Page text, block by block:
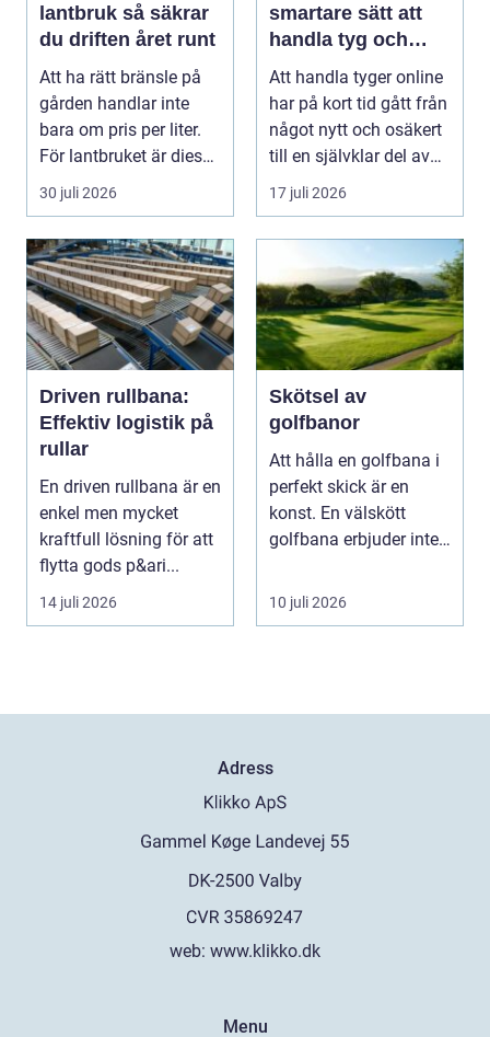
lantbruk så säkrar
du driften året runt
Att ha rätt bränsle på
gården handlar inte
bara om pris per liter.
För lantbruket är diesel
en förut...
30 juli 2026
smartare sätt att
handla tyg och
hemtextil
Att handla tyger online
har på kort tid gått från
något nytt och osäkert
till en självklar del av
må...
17 juli 2026
Driven rullbana:
Effektiv logistik på
rullar
En driven rullbana är en
enkel men mycket
kraftfull lösning för att
flytta gods p&ari...
14 juli 2026
Skötsel av
golfbanor
Att hålla en golfbana i
perfekt skick är en
konst. En välskött
golfbana erbjuder inte
10 juli 2026
Adress
web: www.klikko.dk
Menu